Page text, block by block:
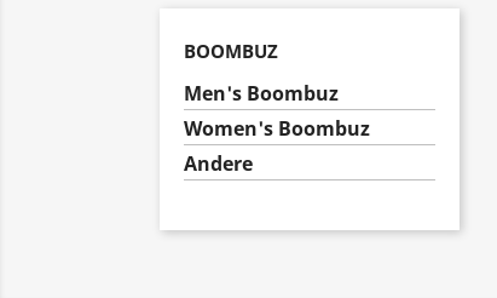
BOOMBUZ
Men's Boombuz
Women's Boombuz
Andere